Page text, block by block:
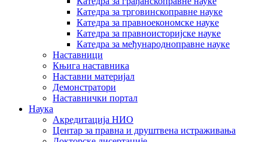
Катедра за трговинскоправне науке
Катедра за правноекономске науке
Катедра за правноисторијске науке
Катедра за међународноправне науке
Наставници
Књига наставника
Наставни материјал
Демонстратори
Наставнички портал
Наука
Акредитација НИО
Центар за правна и друштвена истраживања